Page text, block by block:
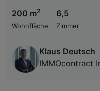
200 m2
Wohnfläche
6,5
Zimmer
Klaus Deutsch
IMMOcontract